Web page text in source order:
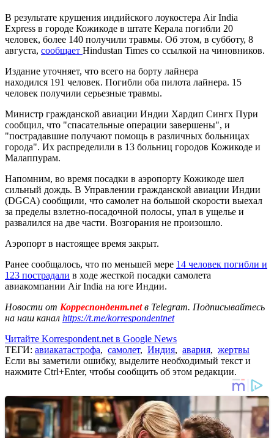
В результате крушения индийского лоукостера Air India
Express в городе Кожикоде в штате Керала погибли 20
человек, более 140 получили травмы. Об этом, в субботу, 8
августа, сообщает Hindustan Times со ссылкой на чиновников.
Издание уточняет, что всего на борту лайнера
находился 191 человек. Погибли оба пилота лайнера. 15
человек получили серьезные травмы.
Министр гражданской авиации Индии Хардип Сингх Пури
сообщил, что "спасательные операции завершены", и
"пострадавшие получают помощь в различных больницах
города". Их распределили в 13 больниц городов Кожикоде и
Малаппурам.
Напомним, во время посадки в аэропорту Кожикоде шел
сильный дождь. В Управлении гражданской авиации Индии
(DGCA) сообщили, что самолет на большой скорости выехал
за пределы взлетно-посадочной полосы, упал в ущелье и
развалился на две части. Возгорания не произошло.
Аэропорт в настоящее время закрыт.
Ранее сообщалось, что по меньшей мере 14 человек погибли и
123 пострадали в ходе жесткой посадки самолета
авиакомпании Air India на юге Индии.
Новости от Корреспондент.netв Telegram. Подписывайтесь
на наш канал https://t.me/korrespondentnet
Читайте Korrespondent.net в Google News
ТЕГИ: авиакатастрофа, самолет, Индия, авария, жертвы
Если вы заметили ошибку, выделите необходимый текст и
нажмите Ctrl+Enter, чтобы сообщить об этом редакции.